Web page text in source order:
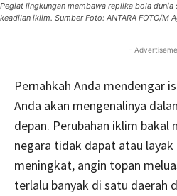
Pegiat lingkungan membawa replika bola
keadilan iklim. Sumber Foto: ANTARA FOTO/M
-
Pernahkah Anda mendengar
Anda akan mengenalinya
depan. Perubahan iklim bakal
negara tidak dapat atau
meningkat, angin topan
terlalu banyak di satu daerah